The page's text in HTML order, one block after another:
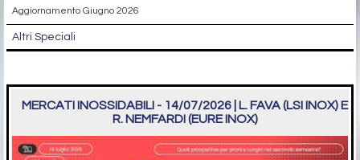
Aggiornamento Giugno 2026
Altri Speciali
MERCATI INOSSIDABILI - 14/07/2026 | L. FAVA (LSI INOX) E
R. NEMFARDI (EURE INOX)